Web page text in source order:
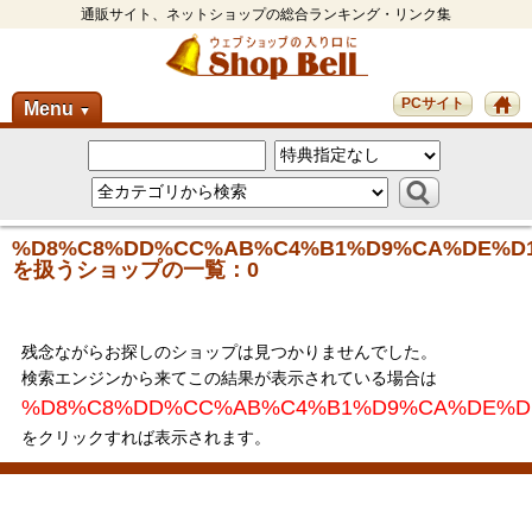
通販サイト、ネットショップの総合ランキング・リンク集
Menu ▼ PCサイト
を扱うショップの一覧：0
残念ながらお探しのショップは見つかりませんでした。
検索エンジンから来てこの結果が表示されている場合は
をクリックすれば表示されます。